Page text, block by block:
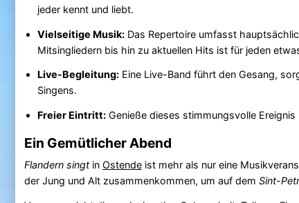
jeder kennt und liebt.
Vielseitige Musik:Das Repertoire umfasst
Mitsingliedern bis hin zu aktuellen Hits ist für jeden
Live-Begleitung:Eine Live-Band führt den Gesang,
Singens.
Freier Eintritt:Genieße dieses stimmungsvolle
Ein Gemütlicher Abend
Flandern singtin Ostendeist mehr als nur eine
der Jung und Alt zusammenkommen, um auf dem Sint-